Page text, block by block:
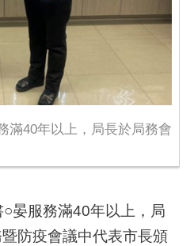
滿40年以上，局長於局務會
○晏服務滿40年以上，局
防疫會議中代表市長頒